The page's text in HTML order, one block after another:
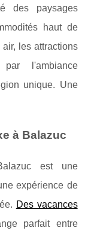
des paysages
haut de
les attractions
l'ambiance
unique. Une
à Balazuc
est une
expérience de
Des vacances
parfait entre